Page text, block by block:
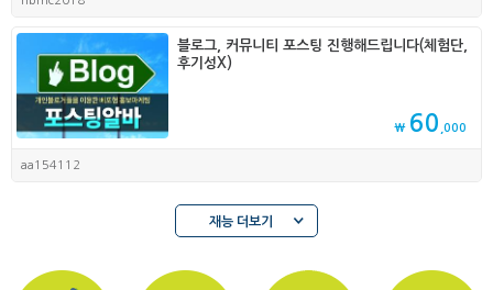
블로그, 커뮤니티 포스팅 진행해드립니다(체험단,
후기성X)
₩ 60 ,000
aa154112
재능 더보기